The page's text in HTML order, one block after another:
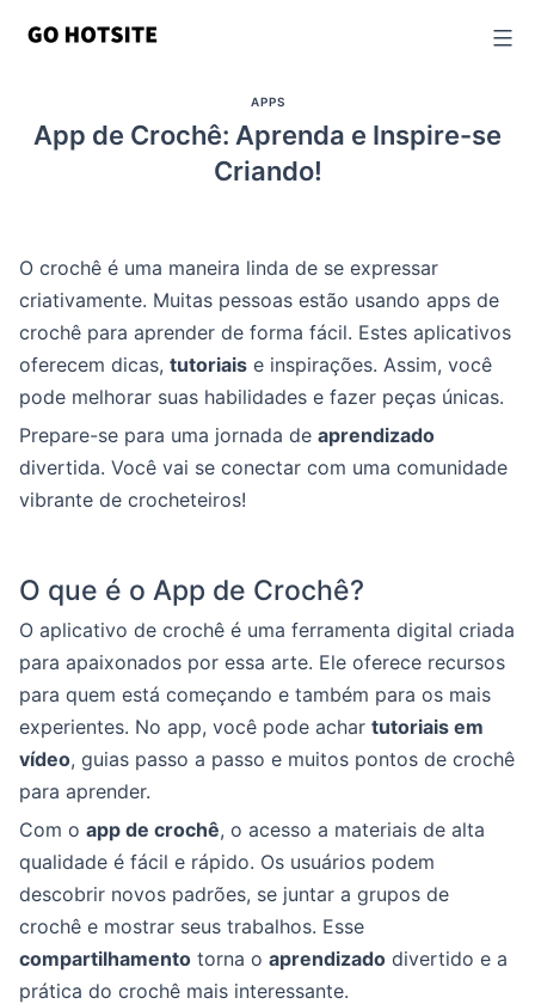
conteúdo
APPS
App de Crochê: Aprenda e Inspire-se
Criando!
O crochê é uma maneira linda de se expressar
criativamente. Muitas pessoas estão usando apps de
crochê para aprender de forma fácil. Estes aplicativos
oferecem dicas, tutoriais e inspirações. Assim, você
pode melhorar suas habilidades e fazer peças únicas.
Prepare-se para uma jornada de aprendizado
divertida. Você vai se conectar com uma comunidade
vibrante de crocheteiros!
O que é o App de Crochê?
O aplicativo de crochê é uma ferramenta digital criada
para apaixonados por essa arte. Ele oferece recursos
para quem está começando e também para os mais
experientes. No app, você pode achar tutoriais em
vídeo, guias passo a passo e muitos pontos de crochê
para aprender.
Com o app de crochê, o acesso a materiais de alta
qualidade é fácil e rápido. Os usuários podem
descobrir novos padrões, se juntar a grupos de
crochê e mostrar seus trabalhos. Esse
compartilhamento torna o aprendizado divertido e a
prática do crochê mais interessante.